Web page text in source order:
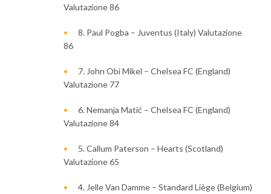
Valutazione 86
8. Paul Pogba – Juventus (Italy) Valutazione
86
7. John Obi Mikel – Chelsea FC (England)
Valutazione 77
6. Nemanja Matić – Chelsea FC (England)
Valutazione 84
5. Callum Paterson – Hearts (Scotland)
Valutazione 65
4. Jelle Van Damme – Standard Liège (Belgium)